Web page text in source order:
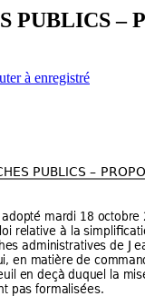
PUBLICS –
à enregistré
ES PUBLICS – PR
adopté mardi 18 octobre
relative à la simpli
administratives de
, en matière de com
en deçà duquel la
pas formalisées.